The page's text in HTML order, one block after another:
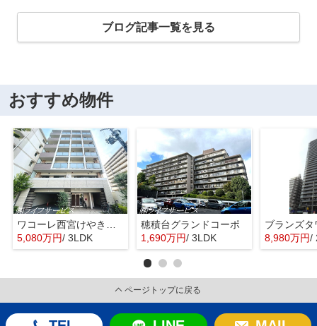
ブログ記事一覧を見る
おすすめ物件
5,080万円/ 3LDK
穂積台グランドコーポ
1,690万円/ 3LDK 8,980万円/
ページトップに戻る